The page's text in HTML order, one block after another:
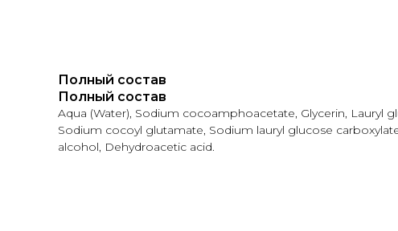
Полный состав
Полный состав
Aqua (Water), Sodium cocoamphoacetate, Glycerin, Lauryl
Sodium cocoyl glutamate, Sodium lauryl glucose
alcohol, Dehydroacetic acid.